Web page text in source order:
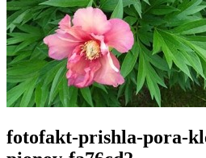
fotofakt-prishla-pora-